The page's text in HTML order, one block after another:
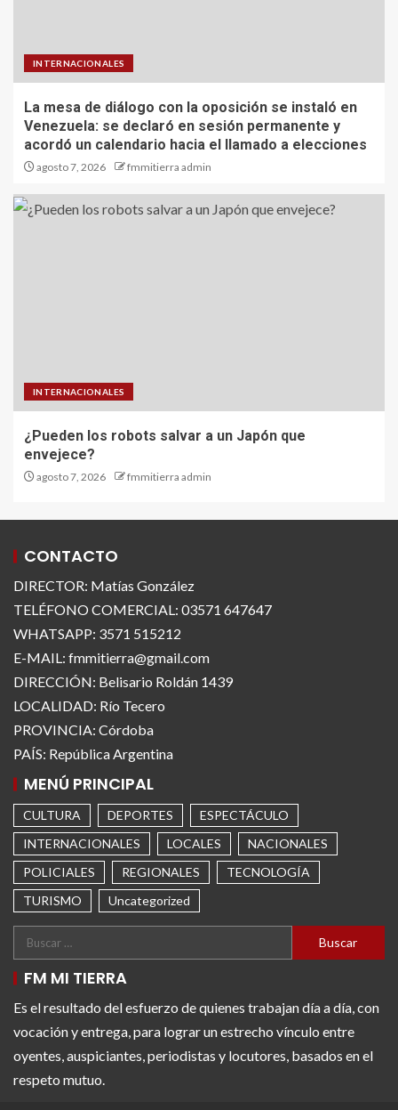
INTERNACIONALES
La mesa de diálogo con la oposición se instaló en
Venezuela: se declaró en sesión permanente y
acordó un calendario hacia el llamado a elecciones
agosto 7, 2026 fmmitierra admin
INTERNACIONALES
¿Pueden los robots salvar a un Japón que
envejece?
agosto 7, 2026 fmmitierra admin
CONTACTO
DIRECTOR: Matías González
TELÉFONO COMERCIAL: 03571 647647
WHATSAPP: 3571 515212
E-MAIL: fmmitierra@gmail.com
DIRECCIÓN: Belisario Roldán 1439
LOCALIDAD: Río Tecero
PROVINCIA: Córdoba
PAÍS: República Argentina
MENÚ PRINCIPAL
CULTURA DEPORTES
ESPECTÁCULO
INTERNACIONALES
LOCALES
NACIONALES
POLICIALES
REGIONALES
TECNOLOGÍA
TURISMO
Uncategorized
FM MI TIERRA
Es el resultado del esfuerzo de quienes trabajan día a día, con
vocación y entrega, para lograr un estrecho vínculo entre
oyentes, auspiciantes, periodistas y locutores, basados en el
respeto mutuo.